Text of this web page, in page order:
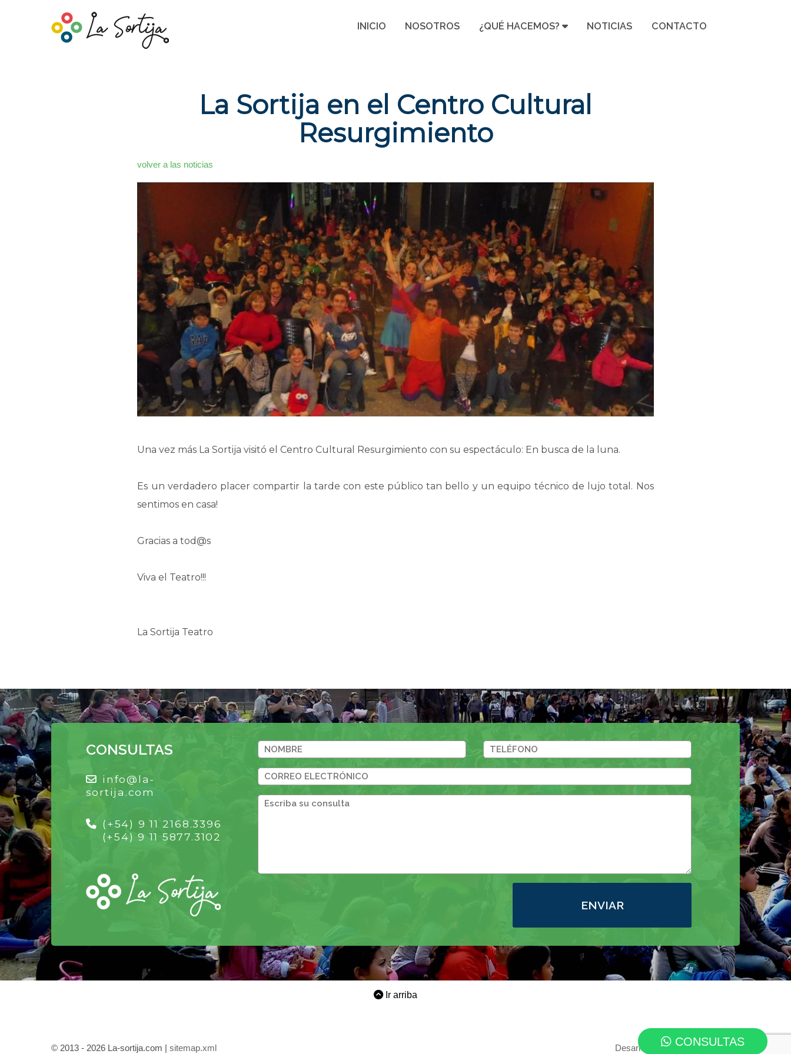
CONSULTAS
INICIO NOSOTROS ¿QUÉ HACEMOS? NOTICIAS CONTACTO
La Sortija en el Centro Cultural
Resurgimiento
volver a las noticias
Una vez más La Sortija visitó el Centro Cultural Resurgimiento con su espectáculo: En busca de la luna.
Es un verdadero placer compartir la tarde con este público tan bello y un equipo técnico de lujo total. Nos
sentimos en casa!
Gracias a tod@s
Viva el Teatro!!!
La Sortija Teatro
CONSULTAS
info@la-
sortija.com
(+54) 9 11 2168.3396
(+54) 9 11 5877.3102
ENVIAR
Ir arriba
© 2013 - 2026 La-sortija.com | sitemap.xml Desarrollo web:EterDesign.com